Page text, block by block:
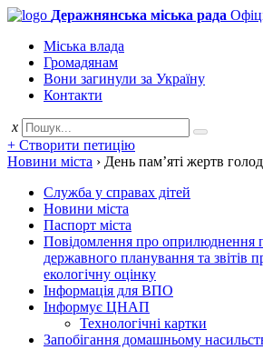
Деражнянська міська рада
Міська влада
Громадянам
Вони загинули за Україну
Контакти
x
+ Створити петицію
Новини міста › День пам’яті жертв
Служба у справах дітей
Новини міста
Паспорт міста
Повідомлення про оприлюднення
державного планування та звітів
екологічну оцінку
Інформація для ВПО
Інформує ЦНАП
Технологічні картки
Запобігання домашньому